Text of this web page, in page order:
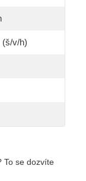
(š/v/h)
To se dozvíte